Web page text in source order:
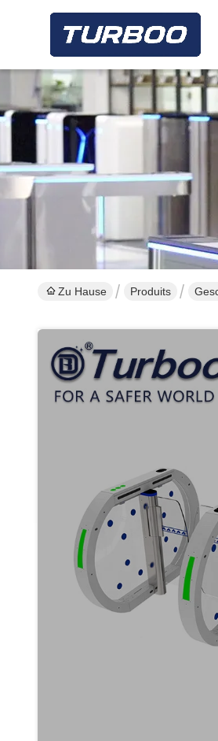
Zu Hause Produits